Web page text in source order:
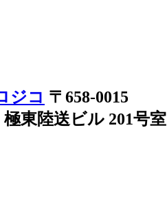
〒658-0015
東陸送ビル 201号室